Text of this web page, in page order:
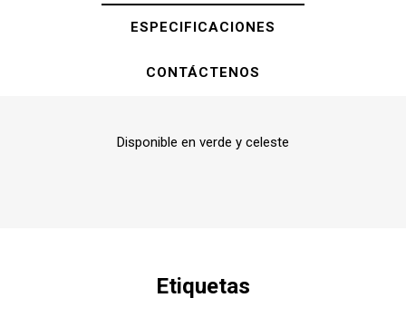
ESPECIFICACIONES
CONTÁCTENOS
Disponible en verde y celeste
Etiquetas